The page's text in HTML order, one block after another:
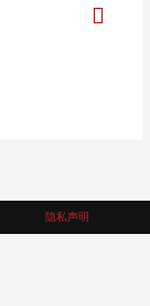
Next
隐私声明